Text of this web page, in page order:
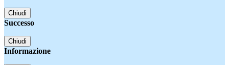
Chiudi
Successo
Chiudi
Informazione